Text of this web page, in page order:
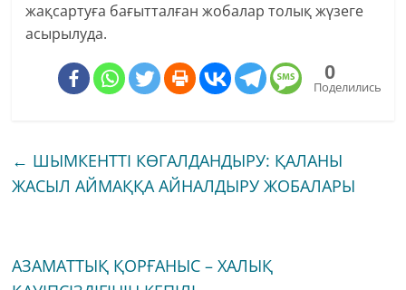
жақсартуға бағытталған жобалар толық жүзеге
асырылуда.
0
Поделились
← ШЫМКЕНТТІ КӨГАЛДАНДЫРУ: ҚАЛАНЫ
ЖАСЫЛ АЙМАҚҚА АЙНАЛДЫРУ ЖОБАЛАРЫ
АЗАМАТТЫҚ ҚОРҒАНЫС – ХАЛЫҚ